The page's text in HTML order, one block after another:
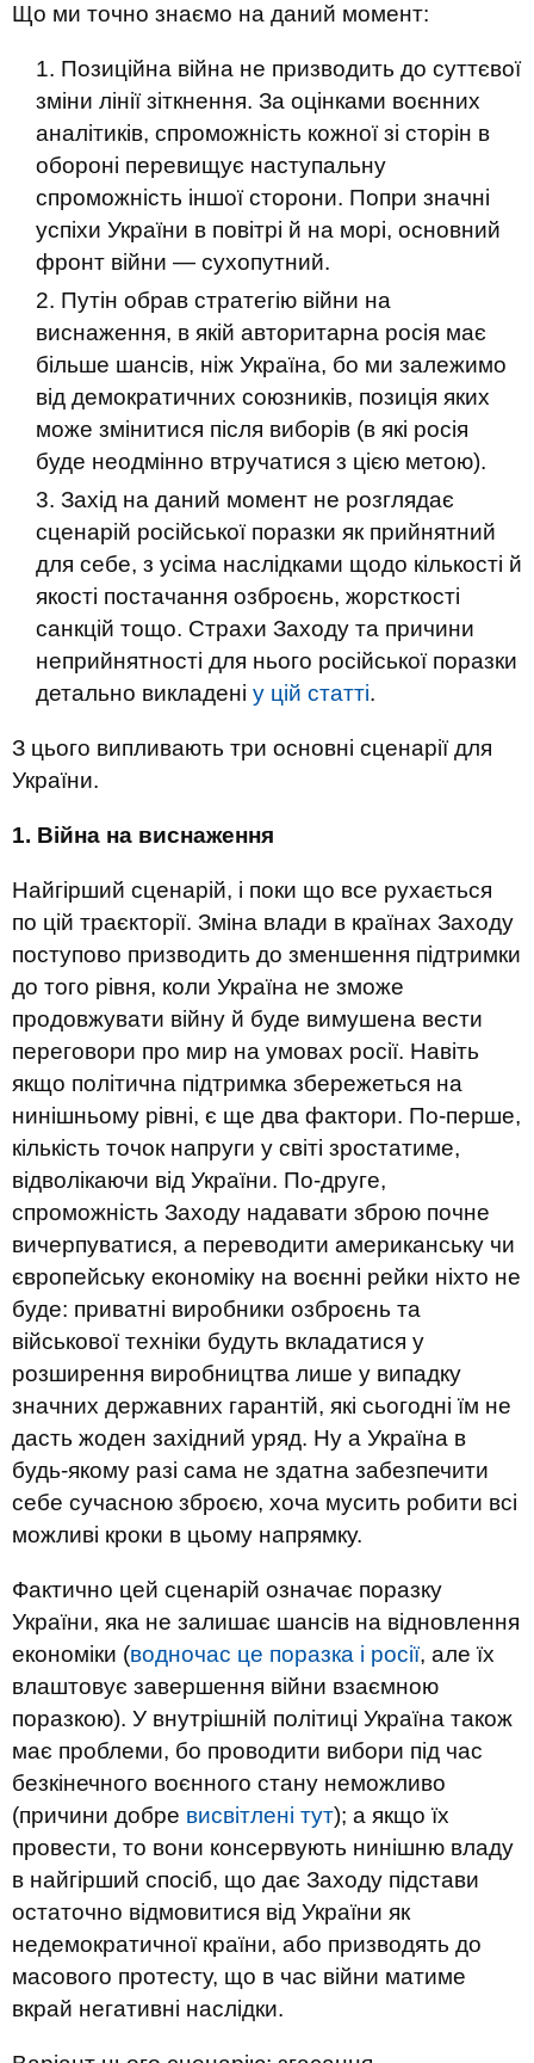
Що ми точно знаємо на даний момент:
Позиційна війна не призводить до суттєвої
зміни лінії зіткнення. За оцінками воєнних
аналітиків, спроможність кожної зі сторін в
обороні перевищує наступальну
спроможність іншої сторони. Попри значні
успіхи України в повітрі й на морі, основний
фронт війни — сухопутний.
Путін обрав стратегію війни на
виснаження, в якій авторитарна росія має
більше шансів, ніж Україна, бо ми залежимо
від демократичних союзників, позиція яких
може змінитися після виборів (в які росія
буде неодмінно втручатися з цією метою).
Захід на даний момент не розглядає
сценарій російської поразки як прийнятний
для себе, з усіма наслідками щодо кількості й
якості постачання озброєнь, жорсткості
санкцій тощо. Страхи Заходу та причини
неприйнятності для нього російської поразки
детально викладені у цій статті.
З цього випливають три основні сценарії для
України.
1. Війна на виснаження
Найгірший сценарій, і поки що все рухається
по цій траєкторії. Зміна влади в країнах Заходу
поступово призводить до зменшення підтримки
до того рівня, коли Україна не зможе
продовжувати війну й буде вимушена вести
переговори про мир на умовах росії. Навіть
якщо політична підтримка збережеться на
нинішньому рівні, є ще два фактори. По-перше,
кількість точок напруги у світі зростатиме,
відволікаючи від України. По-друге,
спроможність Заходу надавати зброю почне
вичерпуватися, а переводити американську чи
європейську економіку на воєнні рейки ніхто не
буде: приватні виробники озброєнь та
військової техніки будуть вкладатися у
розширення виробництва лише у випадку
значних державних гарантій, які сьогодні їм не
дасть жоден західний уряд. Ну а Україна в
будь-якому разі сама не здатна забезпечити
себе сучасною зброєю, хоча мусить робити всі
можливі кроки в цьому напрямку.
Фактично цей сценарій означає поразку
України, яка не залишає шансів на відновлення
економіки (водночас це поразка і росії, але їх
влаштовує завершення війни взаємною
поразкою). У внутрішній політиці Україна також
має проблеми, бо проводити вибори під час
безкінечного воєнного стану неможливо
(причини добре висвітлені тут); а якщо їх
провести, то вони консервують нинішню владу
в найгірший спосіб, що дає Заходу підстави
остаточно відмовитися від України як
недемократичної країни, або призводять до
масового протесту, що в час війни матиме
вкрай негативні наслідки.